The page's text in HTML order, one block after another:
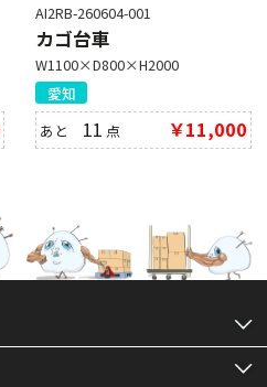
AI2RB-260604-001
カゴ台車
W1100×D800×H2000
愛知
あと 11 点 ￥11,000